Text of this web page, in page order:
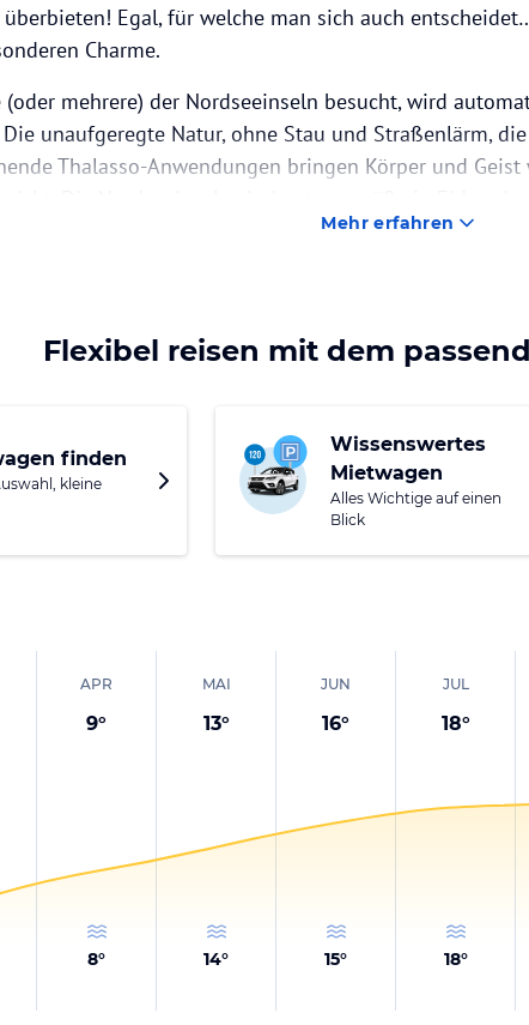
überbieten! Egal, für welche man sich auch
Charme.
(oder mehrere) der Nordseeinseln besucht, wird
unaufgeregte Natur, ohne Stau und Straßenlärm,
Thalasso-Anwendungen bringen Körper und
die Windsurf- und Kite-Events auf Sylt, die aufgrund
– und obendrein eine atemberaubende
Mehr erfahren
Flexibel reisen mit dem
finden
kleine
Wissenswertes
Mietwagen
Alles Wichtige auf einen
Blick
APR
9°
8°
MAI
13°
14°
JUN
16°
15°
JUL
18°
18°